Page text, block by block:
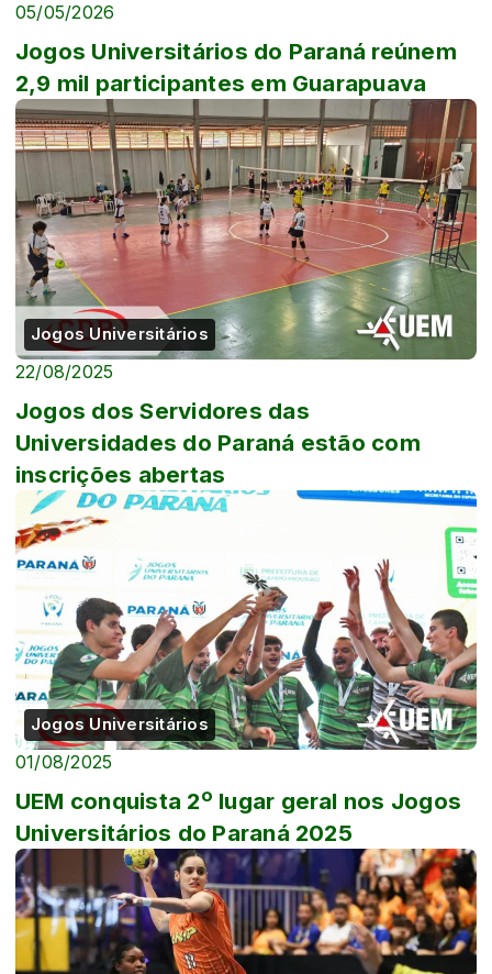
05/05/2026
Jogos Universitários do Paraná reúnem
2,9 mil participantes em Guarapuava
Jogos Universitários
22/08/2025
Jogos dos Servidores das
Universidades do Paraná estão com
inscrições abertas
Jogos Universitários
01/08/2025
UEM conquista 2º lugar geral nos Jogos
Universitários do Paraná 2025